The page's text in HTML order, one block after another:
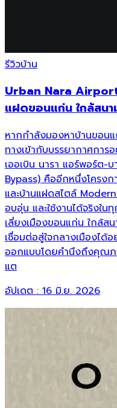
รีวิวบ้าน
Urban Nara
แฝดขอนแก่น ใกล้สน
หากกำลังมองหาบ้านขอน
ทางเข้ากับบรรยากาศการ
เออเบิน นารา แอร์พอร์ต
Bypass) คืออีกหนึ่งโครง
และบ้านแฝดสไตล์
อบอุ่น และใช้งานได้จริงใ
เลี่ยงเมืองขอนแก่น ใกล้ส
เชื่อมต่อสู่ใจกลางเมืองได้
ออกแบบโดยคำนึงถึงคุณ
แต
อัปเดต :16 มิ.ย. 2026